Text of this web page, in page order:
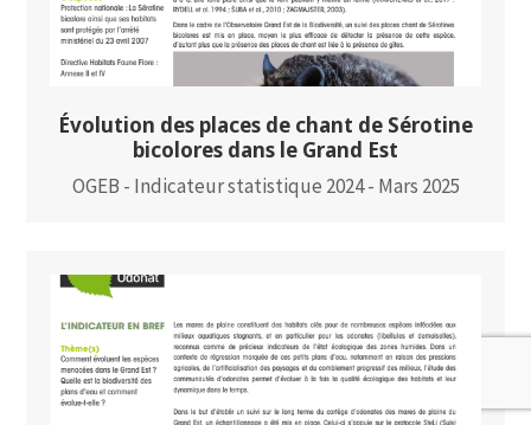
Évolution des places de chant de Sérotine
bicolores dans le Grand Est
OGEB - Indicateur statistique 2024 - Mars 2025